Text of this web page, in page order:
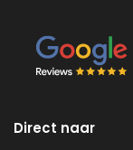
Direct naar